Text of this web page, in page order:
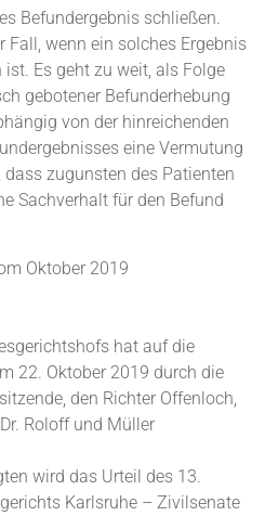
Befundergebnis schließen.
Fall, wenn ein solches Ergebnis
Es geht zu weit, als Folge
gebotener Befunderhebung
von der hinreichenden
eine Vermutung
zugunsten des Patienten
Sachverhalt für den Befund
Oktober 2019
hat auf die
22. Oktober 2019 durch die
den Richter Offenloch,
Roloff und Müller
wird das Urteil des 13.
Karlsruhe – Zivilsenate